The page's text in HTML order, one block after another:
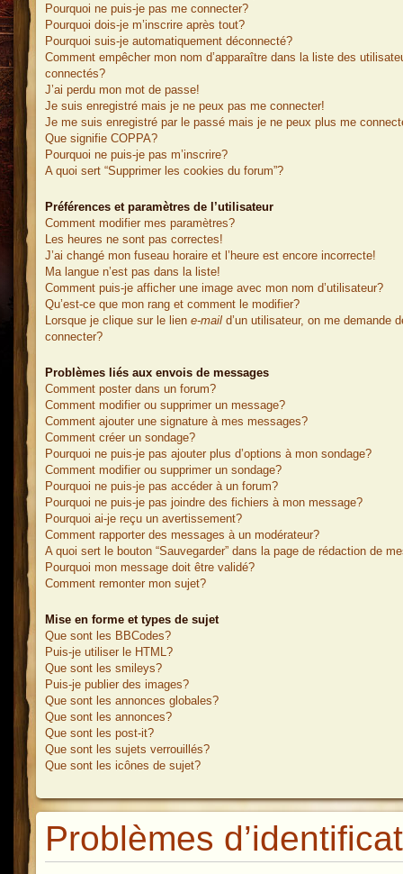
Pourquoi ne puis-je pas me connecter?
Pourquoi dois-je m’inscrire après tout?
Pourquoi suis-je automatiquement déconnecté?
Comment empêcher mon nom d’apparaître dans la liste des
connectés?
J’ai perdu mon mot de passe!
Je suis enregistré mais je ne peux pas me connecter!
Je me suis enregistré par le passé mais je ne peux plus me
Que signifie COPPA?
Pourquoi ne puis-je pas m’inscrire?
A quoi sert “Supprimer les cookies du forum”?
Préférences et paramètres de l’utilisateur
Comment modifier mes paramètres?
Les heures ne sont pas correctes!
J’ai changé mon fuseau horaire et l’heure est encore incorrecte!
Ma langue n’est pas dans la liste!
Comment puis-je afficher une image avec mon nom d’utilisateur?
Qu’est-ce que mon rang et comment le modifier?
Lorsque je clique sur le lien e-mail d’un utilisateur, on me demande
connecter?
Problèmes liés aux envois de messages
Comment poster dans un forum?
Comment modifier ou supprimer un message?
Comment ajouter une signature à mes messages?
Comment créer un sondage?
Pourquoi ne puis-je pas ajouter plus d’options à mon sondage?
Comment modifier ou supprimer un sondage?
Pourquoi ne puis-je pas accéder à un forum?
Pourquoi ne puis-je pas joindre des fichiers à mon message?
Pourquoi ai-je reçu un avertissement?
Comment rapporter des messages à un modérateur?
A quoi sert le bouton “Sauvegarder” dans la page de rédaction de
Pourquoi mon message doit être validé?
Comment remonter mon sujet?
Mise en forme et types de sujet
Que sont les BBCodes?
Puis-je utiliser le HTML?
Que sont les smileys?
Puis-je publier des images?
Que sont les annonces globales?
Que sont les annonces?
Que sont les post-it?
Que sont les sujets verrouillés?
Que sont les icônes de sujet?
Problèmes